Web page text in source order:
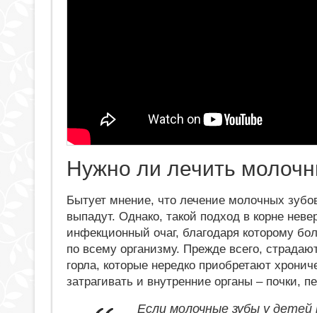
Нужно ли лечить
Бытует мнение, что лечение молочных
выпадут. Однако, такой подход в корне
инфекционный очаг, благодаря которому
по всему организму. Прежде всего,
горла, которые нередко приобретают
затрагивать и внутренние органы – почки,
Если молочные зубы у